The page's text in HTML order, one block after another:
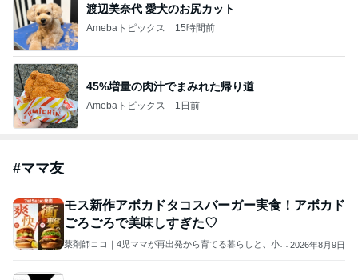
渡辺美奈代 愛犬のお尻カット
Amebaトピックス 15時間前
45%増量の肉汁でまみれた帰り道
Amebaトピックス 1日前
#ママ友
モス新作アボカドタコスバーガー実食！アボカド
ごろごろで美味しすぎた♡
薬剤師ココ｜4児ママが再出発から育てる暮らしと、小さ
2026年8月9日